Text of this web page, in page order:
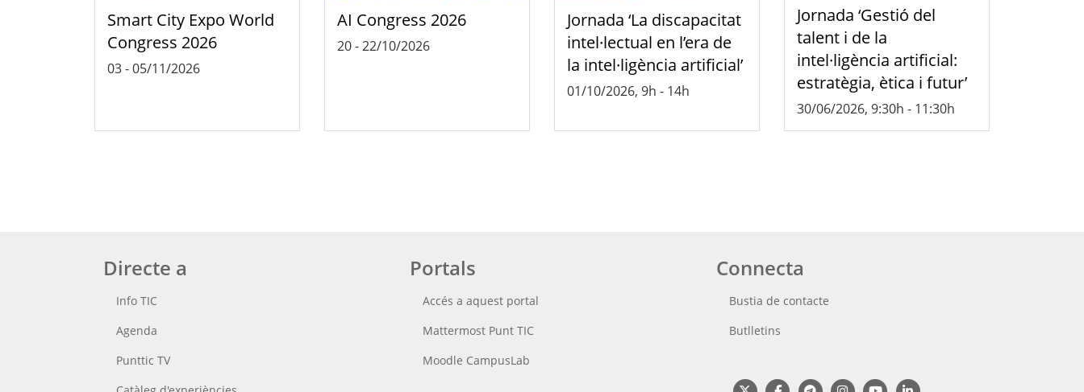
Smart City Expo World
Congress 2026
03-05/11/2026
AI Congress 2026
20-22/10/2026
Jornada ‘La discapacitat
intel·lectual en l’era de
la intel·ligència artificial’
01/10/2026, 9h - 14h
Jornada ‘Gestió del
talent i de la
intel·ligència artificial:
estratègia, ètica i futur’
30/06/2026, 9:30h - 11:30h
Directe a
Info TIC
Agenda
Punttic TV
Portals
Accés a aquest portal
Mattermost Punt TIC
Moodle CampusLab
Connecta
Bustia de contacte
Butlletins